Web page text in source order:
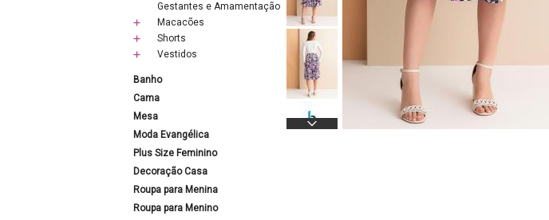
Gestantes e Amamentação
Macacões
Shorts
Vestidos
Banho
Cama
Mesa
Moda Evangélica
Plus Size Feminino
Decoração Casa
Roupa para Menina
Roupa para Menino